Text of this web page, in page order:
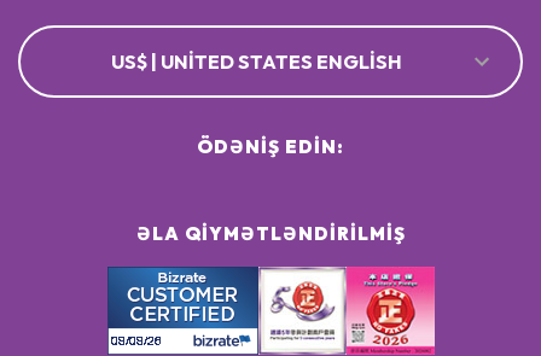
US$ | UNITED STATES ENGLISH
ƏLA QIYMƏTLƏNDIRILMIŞ
ÖDƏNIŞ EDIN: